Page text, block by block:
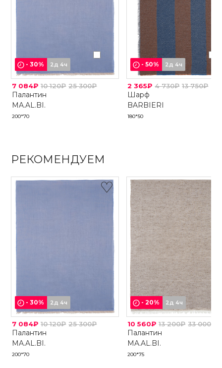
-30% 2д 4ч
7 084₽ 10 120₽ 25 300₽
Палантин
MA.AL.BI.
200*70
-50% 2д 4ч
2 365₽ 4 730₽ 13 750₽
Шарф
BARBIERI
180*50
РЕКОМЕНДУЕМ
-30% 2д 4ч
7 084₽ 10 120₽ 25 300₽
Палантин
MA.AL.BI.
200*70
-20% 2д 4ч
10 560₽ 13 200₽ 33 000₽
Палантин
MA.AL.BI.
200*75